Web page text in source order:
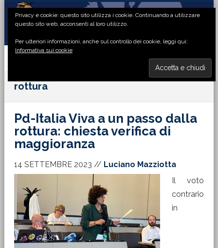
Passa
primaria
Passa
principale
Passa
laterale
Passa
di
rottura
Pd-Italia Viva a un passo dalla
rottura: chiesta verifica di
maggioranza
14 SETTEMBRE 2023 // Luciano Mazziotta
Il voto
contrario
in
Privacy e cookie: questo sito utilizza i cookie. Continuando a utilizzare
questo sito web, acconsenti al loro utilizzo.
Per ulteriori informazioni, anche sul controllo dei cookie, leggi qui:
Informativa sui cookie